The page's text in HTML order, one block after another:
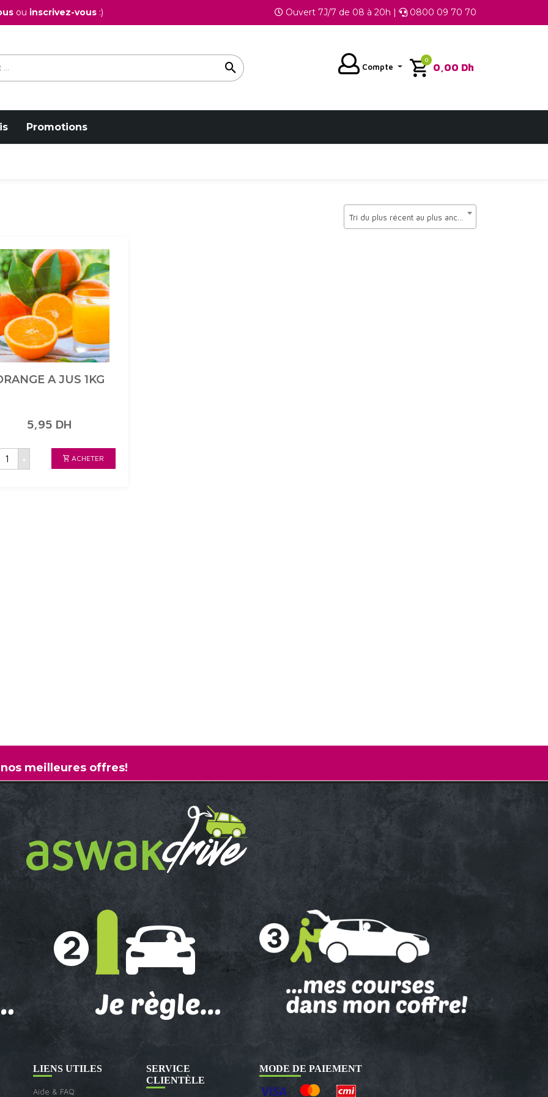
ou inscrivez-vous :) Ouvert 7J/7 de 08 à 20h | 0800 09 70 70
Compte 0,00 Dh
0
Promotions
A JUS 1KG
5,95 DH
+ ACHETER
meilleures offres!
LIENS UTILES
Aide & FAQ
SERVICE
CLIENTÈLE
MODE DE PAIEMENT